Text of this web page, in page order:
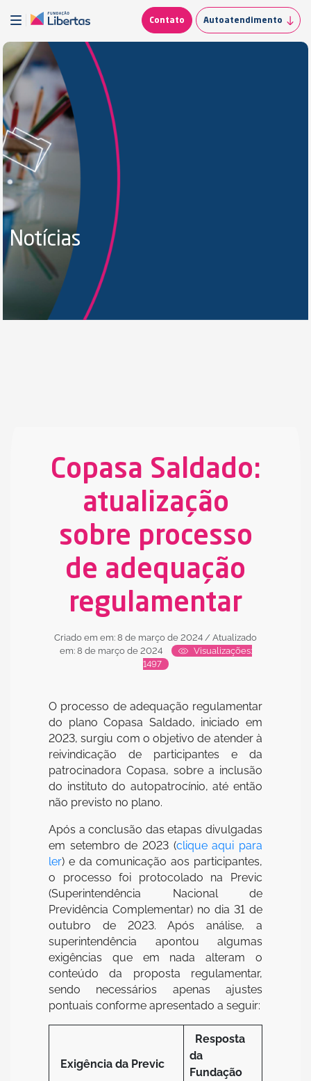
Contato Autoatendimento
Notícias
Copasa Saldado:
atualização
sobre processo
de adequação
regulamentar
Criado em em: 8 de março de 2024 / Atualizado
em: 8 de março de 2024
Visualizações:
1497
O processo de adequação regulamentar
do plano Copasa Saldado, iniciado em
2023, surgiu com o objetivo de atender à
reivindicação de participantes e da
patrocinadora Copasa, sobre a inclusão
do instituto do autopatrocínio, até então
não previsto no plano.
Após a conclusão das etapas divulgadas
em setembro de 2023 (clique aqui para
ler) e da comunicação aos participantes,
o processo foi protocolado na Previc
(Superintendência Nacional de
Previdência Complementar) no dia 31 de
outubro de 2023. Após análise, a
superintendência apontou algumas
exigências que em nada alteram o
conteúdo da proposta regulamentar,
sendo necessários apenas ajustes
pontuais conforme apresentado a seguir:
Exigência da Previc
Resposta
da
Fundação